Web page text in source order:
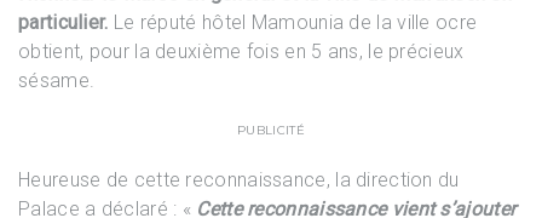
particulier. Le réputé hôtel Mamounia de la ville ocre
obtient, pour la deuxième fois en 5 ans, le précieux
sésame.
PUBLICITÉ
Heureuse de cette reconnaissance, la direction du
Palace a déclaré : « Cette reconnaissance vient s’ajouter